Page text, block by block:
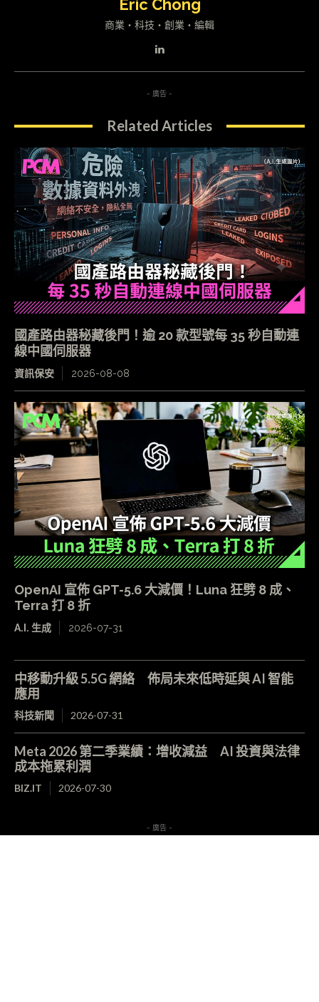
Eric Chong
商業・科技・創業・編輯
- 廣告 -
Related Articles
國產路由器秘藏後門！逾 20 款型號每 35 秒自動連
線中國伺服器
資訊保安 2026-08-08
OpenAI 宣佈 GPT-5.6 大減價！Luna 狂劈 8 成、
Terra 打 8 折
A.I. 生成 2026-07-31
中移動升級 5.5G 網絡 佈局未來低時延與 AI 智能
應用
科技新聞 2026-07-31
Meta 2026 第二季業績：增收減益 AI 投資與法律
成本拖累利潤
BIZ.IT 2026-07-30
- 廣告 -